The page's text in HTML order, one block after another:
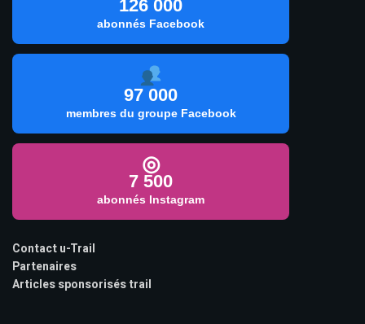
126 000
abonnés Facebook
97 000
membres du groupe Facebook
◎
7 500
abonnés Instagram
Contact u-Trail
Partenaires
Articles sponsorisés trail